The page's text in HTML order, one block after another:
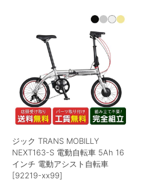
ジック TRANS MOBILLY
NEXT163-S 電動自転車 5Ah 16
インチ 電動アシスト自転車
[92219-xx99]